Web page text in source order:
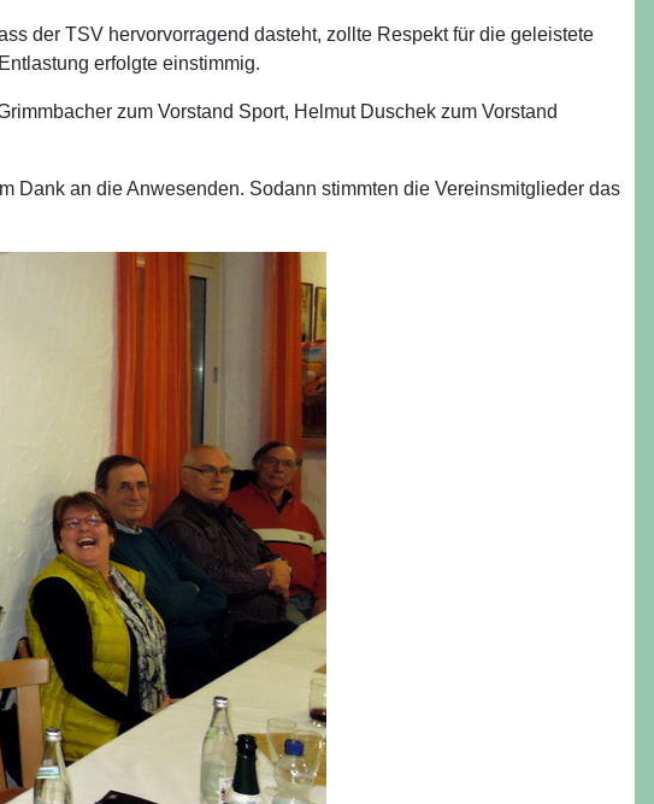
der TSV hervorvorragend dasteht, zollte Respekt für die geleistete
erfolgte einstimmig.
zum Vorstand Sport, Helmut Duschek zum Vorstand
Dank an die Anwesenden. Sodann stimmten die Vereinsmitglieder das